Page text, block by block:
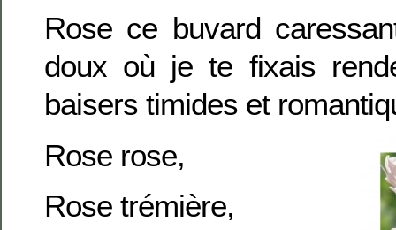
Rose ce buvard
doux où je te fixais
baisers timides et
Rose rose,
Rose trémière,